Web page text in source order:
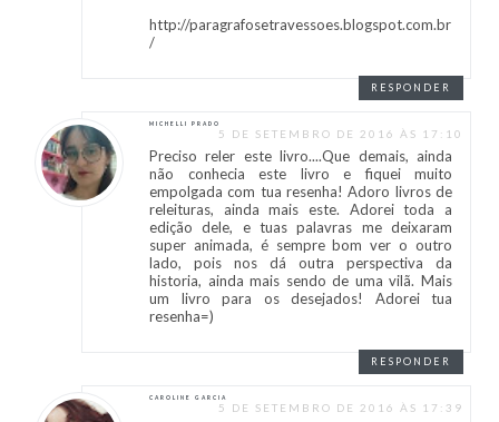
http://paragrafosetravessoes.blogspot.com.br
/
RESPONDER
MICHELLI PRADO
5 DE SETEMBRO DE 2016 ÀS 17:10
Preciso reler este livro....Que demais, ainda
não conhecia este livro e fiquei muito
empolgada com tua resenha! Adoro livros de
releituras, ainda mais este. Adorei toda a
edição dele, e tuas palavras me deixaram
super animada, é sempre bom ver o outro
lado, pois nos dá outra perspectiva da
historia, ainda mais sendo de uma vilã. Mais
um livro para os desejados! Adorei tua
resenha=)
RESPONDER
CAROLINE GARCIA
5 DE SETEMBRO DE 2016 ÀS 17:39